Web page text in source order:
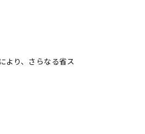
より、さらなる省ス